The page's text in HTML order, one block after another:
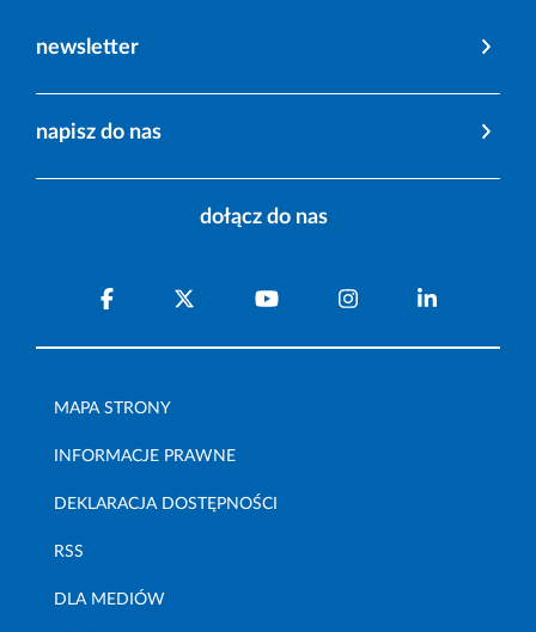
newsletter
napisz do nas
dołącz do nas
MAPA STRONY
INFORMACJE PRAWNE
DEKLARACJA DOSTĘPNOŚCI
RSS
DLA MEDIÓW